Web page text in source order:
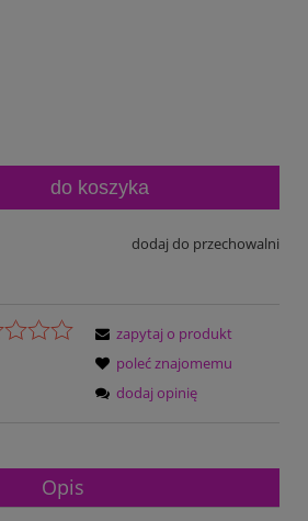
do koszyka
dodaj do przechowalni
zapytaj o produkt
poleć znajomemu
dodaj opinię
Opis